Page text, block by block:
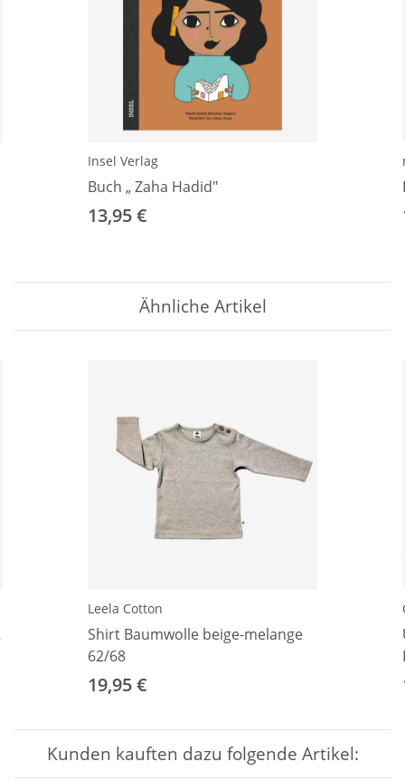
Insel Verlag
Buch „ Zaha Hadid"
13,95 €
Ähnliche Artikel
Leela Cotton
Shirt Baumwolle beige-melange
62/68
19,95 €
Kunden kauften dazu folgende Artikel: